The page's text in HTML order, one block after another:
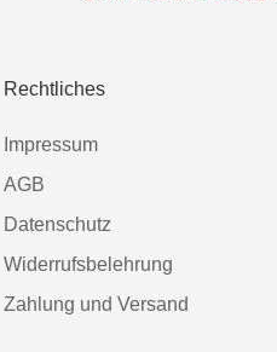
Rechtliches
Impressum
AGB
Datenschutz
Widerrufsbelehrung
Zahlung und Versand